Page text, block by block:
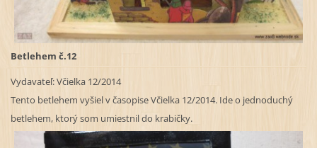
Betlehem č.12
Vydavateľ:Včielka 12/2014
Tento betlehem vyšiel v časopise Včielka 12/2014. Ide o jednoduchý
betlehem, ktorý som umiestnil do krabičky.